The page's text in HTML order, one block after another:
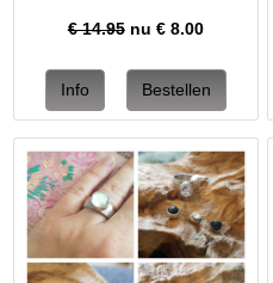
€ 14.95nu € 8.00